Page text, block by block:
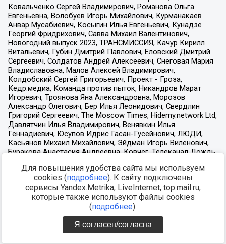
Для повышения удобства сайта мы используем
cookies (подробнее). К сайту подключены
сервисы Yandex.Metrika, LiveInternet, top.mail.ru,
которые также используют файлы cookies
(подробнее).
Я согласен/согласна